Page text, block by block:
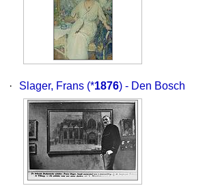
· Slager, Frans (*1876) - Den Bosch